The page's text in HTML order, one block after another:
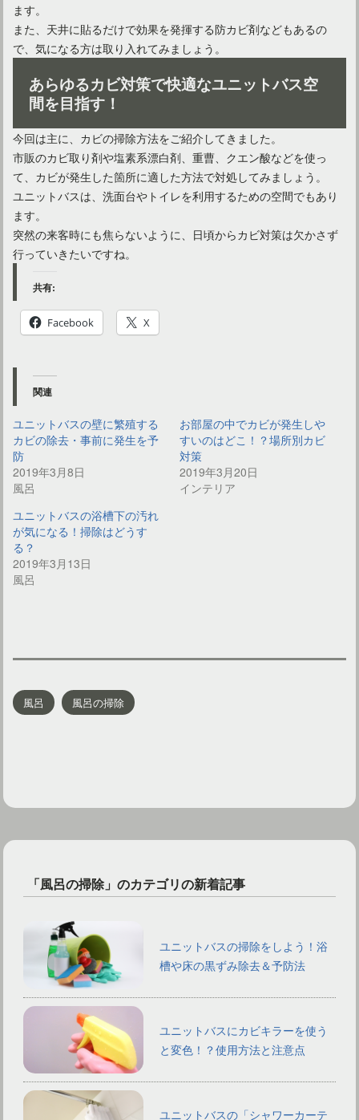
ます。
また、天井に貼るだけで効果を発揮する防カビ剤などもあるの
で、気になる方は取り入れてみましょう。
あらゆるカビ対策で快適なユニットバス空
間を目指す！
今回は主に、カビの掃除方法をご紹介してきました。
市販のカビ取り剤や塩素系漂白剤、重曹、クエン酸などを使っ
て、カビが発生した箇所に適した方法で対処してみましょう。
ユニットバスは、洗面台やトイレを利用するための空間でもあり
ます。
突然の来客時にも焦らないように、日頃からカビ対策は欠かさず
行っていきたいですね。
共有:
Facebook X
関連
ユニットバスの壁に繁殖する
カビの除去・事前に発生を予
防
2019年3月8日
風呂
お部屋の中でカビが発生しや
すいのはどこ！？場所別カビ
対策
2019年3月20日
インテリア
ユニットバスの浴槽下の汚れ
が気になる！掃除はどうす
る？
2019年3月13日
風呂
風呂 風呂の掃除
「風呂の掃除」のカテゴリの新着記事
ユニットバスの掃除をしよう！浴
槽や床の黒ずみ除去＆予防法
ユニットバスにカビキラーを使う
と変色！？使用方法と注意点
ユニットバスの「シャワーカーテ